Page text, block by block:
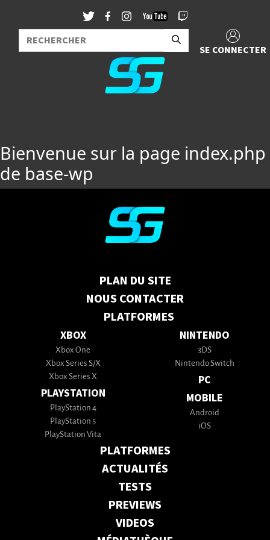
SE CONNECTER
Bienvenue sur la page index.php
de base-wp
PLAN DU SITE
NOUS CONTACTER
PLATFORMES
XBOX
Xbox One
Xbox Series S/X
Xbox Series X
PLAYSTATION
PlayStation 4
PlayStation 5
PlayStation Vita
NINTENDO
3DS
Nintendo Switch
PC
MOBILE
Android
iOS
PLATFORMES
ACTUALITÉS
TESTS
PREVIEWS
VIDEOS